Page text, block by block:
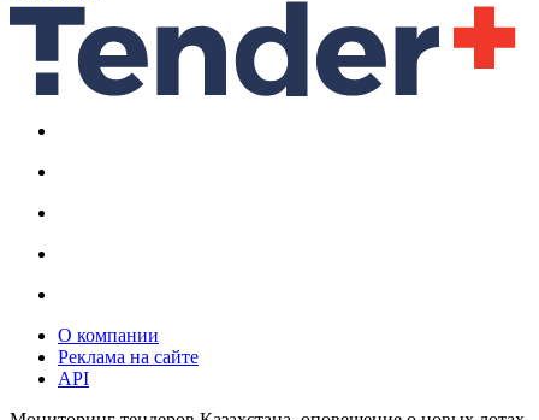
О компании
Реклама на сайте
API